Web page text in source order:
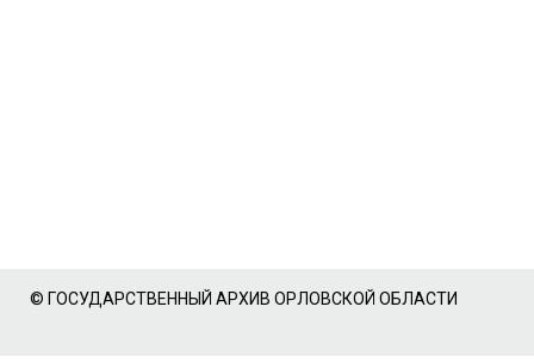
© ГОСУДАРСТВЕННЫЙ АРХИВ ОРЛОВСКОЙ ОБЛАСТИ